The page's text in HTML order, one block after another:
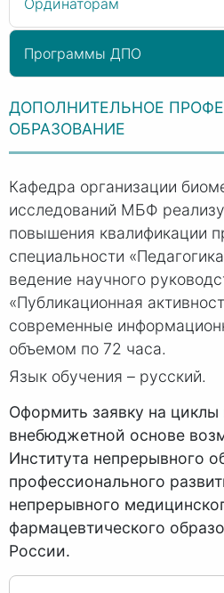
Программы ДПО
ДОПОЛНИТЕЛЬНОЕ
ОБРАЗОВАНИЕ
Кафедра организации
исследований МБФ
повышения квалификации
специальности
ведение научного
«Публикационная
современные
объемом по 72 часа.
Язык обучения – русский.
Оформить заявку на
внебюджетной основе
Института непрерывного
профессионального
непрерывного
фармацевтического
России.